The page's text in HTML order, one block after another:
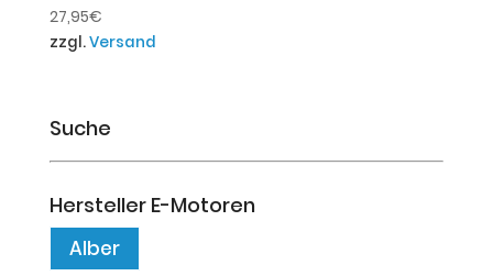
27,95€
zzgl.Versand
Suche
Hersteller E-Motoren
Alber